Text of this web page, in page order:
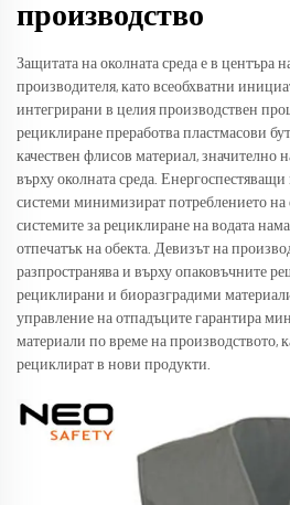
производство
Защитата на околната среда е в центъра
производителя, като всеобхватни
интегрирани в целия производствен
рециклиране преработва пластмасови
качествен флисов материал, значително
върху околната среда.
системи минимизират потреблението на
системите за рециклиране на водата
отпечатък на обекта. Девизът на
разпространява и върху опаковъчните
рециклирани и биоразградими
управление на отпадъците гарантира
материали по време на производството,
рециклират в нови продукти.